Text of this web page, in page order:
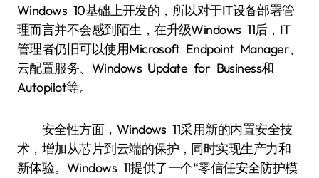
Windows 10基础上开发的，所以对于IT设备部署管
理而言并不会感到陌生，在升级Windows 11后，IT
管理者仍旧可以使用Microsoft Endpoint Manager、
云配置服务、Windows Update for Business和
Autopilot等。
安全性方面，Windows 11采用新的内置安全技
术，增加从芯片到云端的保护，同时实现生产力和
新体验。Windows 11提供了一个“零信任安全防护模